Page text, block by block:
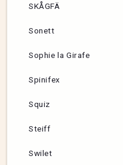
SKÅGFÄ
Sonett
Sophie la Girafe
Spinifex
Squiz
Steiff
Swilet